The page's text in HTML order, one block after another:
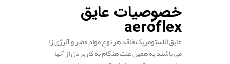
خصوصیات عایق
aeroflex
عایق الاستومریک فاقد هر نوع مواد مضر و آلرژی زا
می باشند به همین علت هنگام به کاربردن از آنها